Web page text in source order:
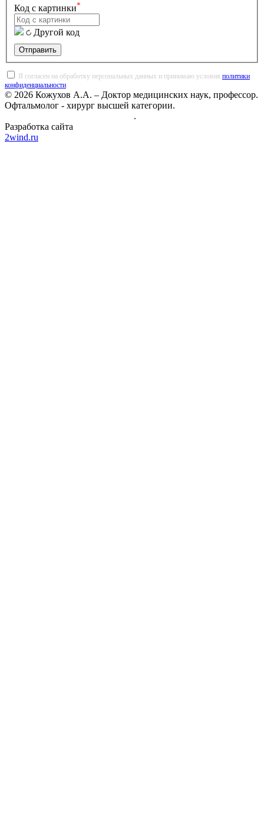
Код с картинки*
Другой код
Отправить
Я согласен на обработку персональных данных и принимаю условия политики
конфиденциальности.
© 2026 Кожухов А.А. – Доктор медицинских наук, профессор.
Офтальмолог - хирург высшей категории.
.
Разработка сайта
2wind.ru